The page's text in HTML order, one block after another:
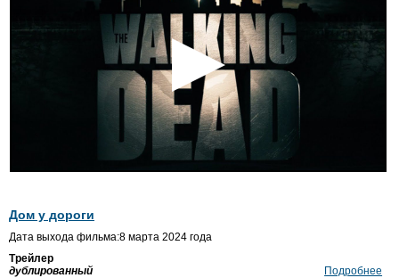
Дом у дороги
Дата выхода фильма:8 марта 2024 года
Трейлер
дублированный
Подробнее